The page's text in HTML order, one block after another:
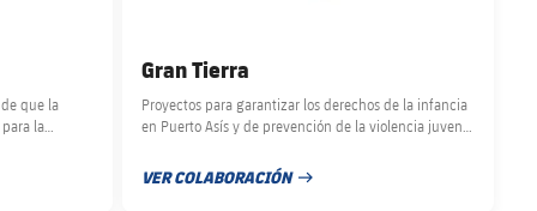
que la
la
Gran Tierra
Proyectos para garantizar los derechos de la infancia
en Puerto Asís y de prevención de la violencia juvenil
VER COLABORACIÓN
FECHA DE PUBLICACIÓN